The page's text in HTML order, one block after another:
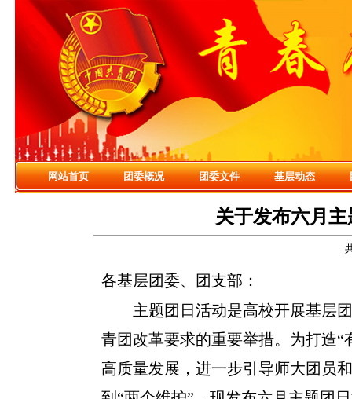
网站首页 团委概况 团委文件 基层动态
关于发布六月
各基层团委、团支部：
主题团日活动是高校开展基层
青团改革要求的重要举措。为打造
高质量发展，进一步引导师大团员